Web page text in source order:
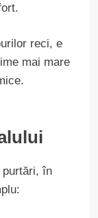
reci, e
mai mare
purtări, în